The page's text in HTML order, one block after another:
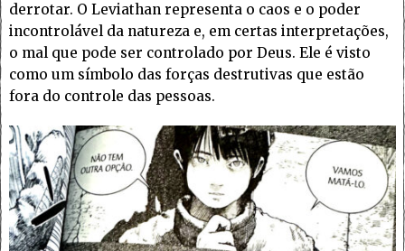
derrotar. O Leviathan representa o caos e o poder
incontrolável da natureza e, em certas interpretações,
o mal que pode ser controlado por Deus. Ele é visto
como um símbolo das forças destrutivas que estão
fora do controle das pessoas.